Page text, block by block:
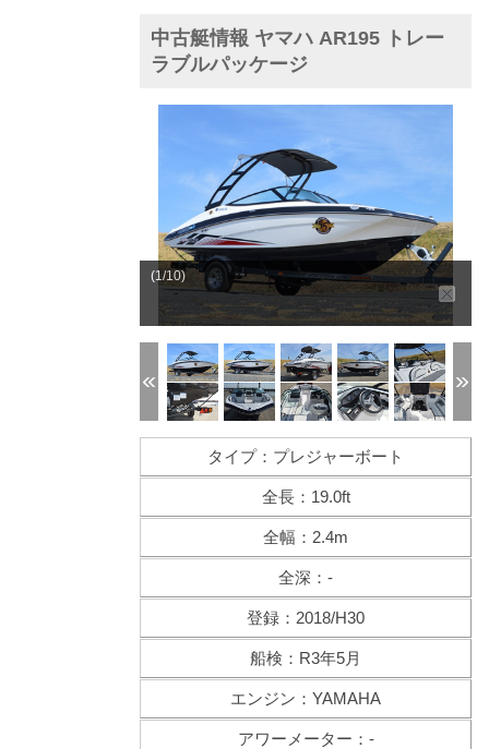
中古艇情報 ヤマハ AR195 トレー
ラブルパッケージ
(1/10)
タイプ：プレジャーボート
全長：19.0ft
全幅：2.4m
全深：-
登録：2018/H30
船検：R3年5月
エンジン：YAMAHA
アワーメーター：-